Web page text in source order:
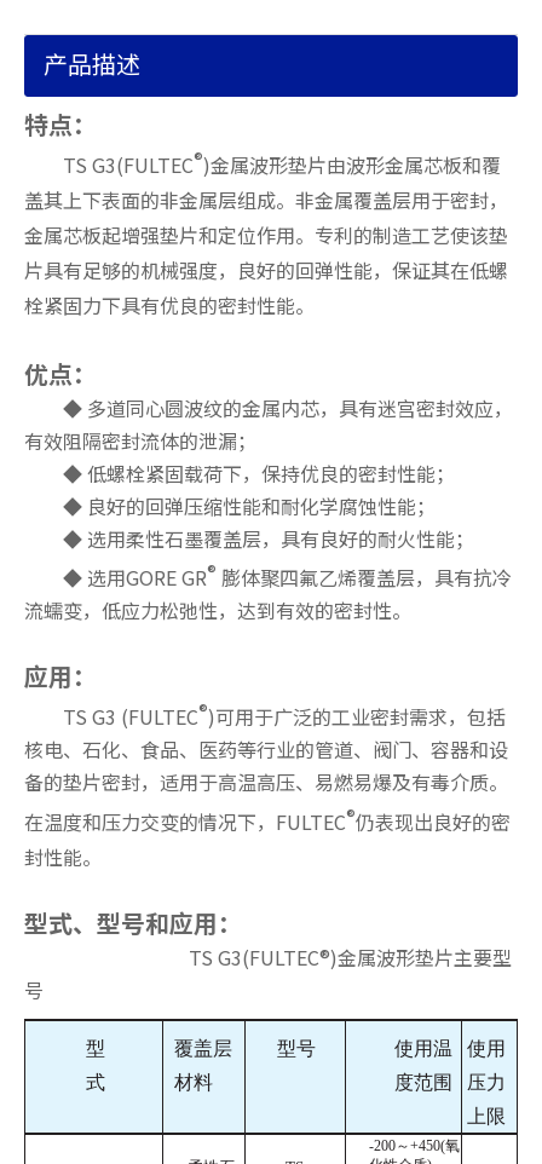
产品描述
特点：
TS G3(FULTEC®)金属波形垫片由波形金属芯板和覆
盖其上下表面的非金属层组成。非金属覆盖层用于密封，
金属芯板起增强垫片和定位作用。专利的制造工艺使该垫
片具有足够的机械强度，良好的回弹性能，保证其在低螺
栓紧固力下具有优良的密封性能。
优点：
◆ 多道同心圆波纹的金属内芯，具有迷宫密封效应，
有效阻隔密封流体的泄漏；
◆ 低螺栓紧固载荷下，保持优良的密封性能；
◆ 良好的回弹压缩性能和耐化学腐蚀性能；
◆ 选用柔性石墨覆盖层，具有良好的耐火性能；
◆ 选用GORE GR® 膨体聚四氟乙烯覆盖层，具有抗冷
流蠕变，低应力松弛性，达到有效的密封性。
应用：
TS G3 (FULTEC®)可用于广泛的工业密封需求，包括
核电、石化、食品、医药等行业的管道、阀门、容器和设
备的垫片密封，适用于高温高压、易燃易爆及有毒介质。
在温度和压力交变的情况下，FULTEC®仍表现出良好的密
封性能。
型式、型号和应用：
TS G3(FULTEC®)金属波形垫片主要型
号
型
式
覆盖层
材料
型号
使用温
度范围
使用
压力
上限
-200～+450(氧